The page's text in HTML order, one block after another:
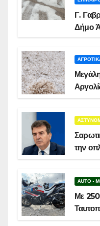
Γ.
Δήμο
την
AUTO -
Με